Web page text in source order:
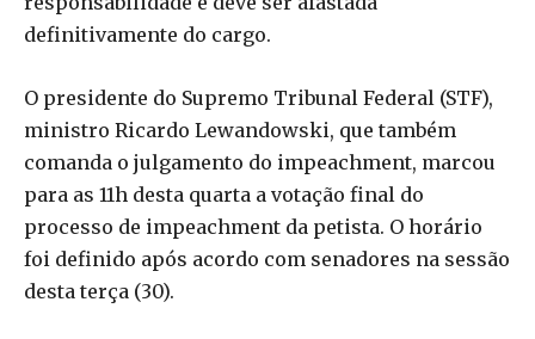
definitivamente do cargo.
O presidente do Supremo Tribunal Federal (STF),
ministro Ricardo Lewandowski, que também
comanda o julgamento do impeachment, marcou
para as 11h desta quarta a votação final do
processo de impeachment da petista. O horário
foi definido após acordo com senadores na sessão
desta terça (30).